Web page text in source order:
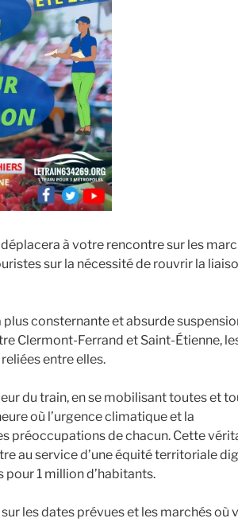
à votre rencontre sur les
sur la nécessité de rouvrir la
consternante et absurde
Clermont-Ferrand et Saint-Étienne,
entre elles.
du train, en se mobilisant toutes et
où l’urgence climatique et la
préoccupations de chacun. Cette
au service d’une équité territoriale
1 million d’habitants.
les dates prévues et les marchés où